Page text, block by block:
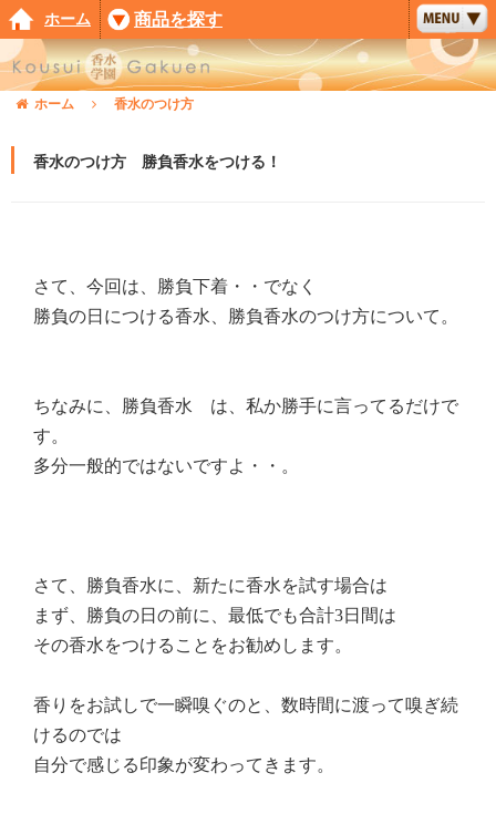
ホーム 商品を探す
ホーム 香水のつけ方
香水のつけ方 勝負香水をつける！
さて、今回は、勝負下着・・でなく
勝負の日につける香水、勝負香水のつけ方について。
ちなみに、勝負香水 は、私か勝手に言ってるだけで
す。
多分一般的ではないですよ・・。
さて、勝負香水に、新たに香水を試す場合は
まず、勝負の日の前に、最低でも合計3日間は
その香水をつけることをお勧めします。
香りをお試しで一瞬嗅ぐのと、数時間に渡って嗅ぎ続
けるのでは
自分で感じる印象が変わってきます。